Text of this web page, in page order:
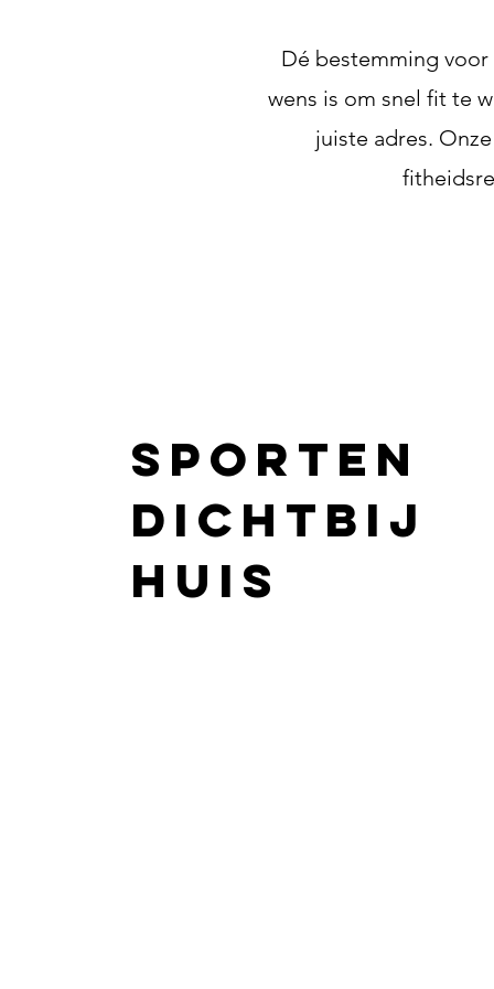
Dé bestemming voor
wens is om snel fit te
juiste adres.
Sporten
dichtbij
huis